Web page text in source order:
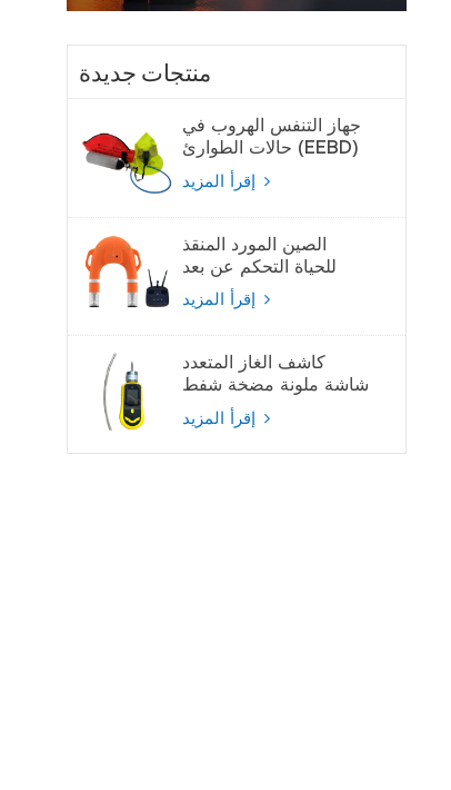
منتجات جديدة
جهاز التنفس الهروب في
حالات الطوارئ (EEBD)
جهاز تنفس الهواء
الصين المورد المنقذ
للحياة التحكم عن بعد
لايفبوي
كاشف الغاز المتعدد
شاشة ملونة مضخة شفط
كاشف الغاز